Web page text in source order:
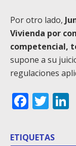
Por otro lado,
Vivienda por
competencial,
supone a su
regulaciones
ETIQUETAS